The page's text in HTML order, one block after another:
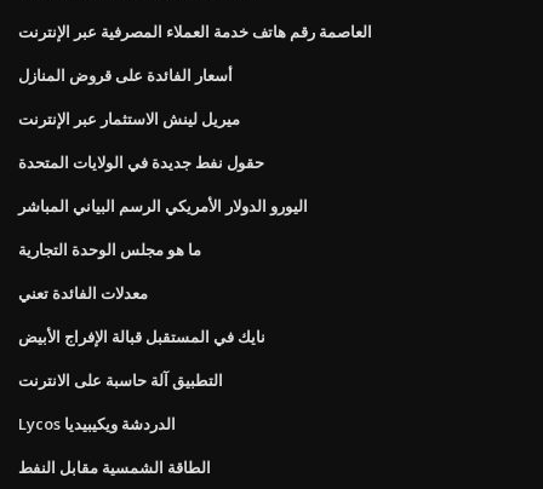
العاصمة رقم هاتف خدمة العملاء المصرفية عبر الإنترنت
أسعار الفائدة على قروض المنازل
ميريل لينش الاستثمار عبر الإنترنت
حقول نفط جديدة في الولايات المتحدة
اليورو الدولار الأمريكي الرسم البياني المباشر
ما هو مجلس الوحدة التجارية
معدلات الفائدة تعني
نايك في المستقبل قبالة الإفراج الأبيض
التطبيق آلة حاسبة على الانترنت
Lycos الدردشة ويكيبيديا
الطاقة الشمسية مقابل النفط